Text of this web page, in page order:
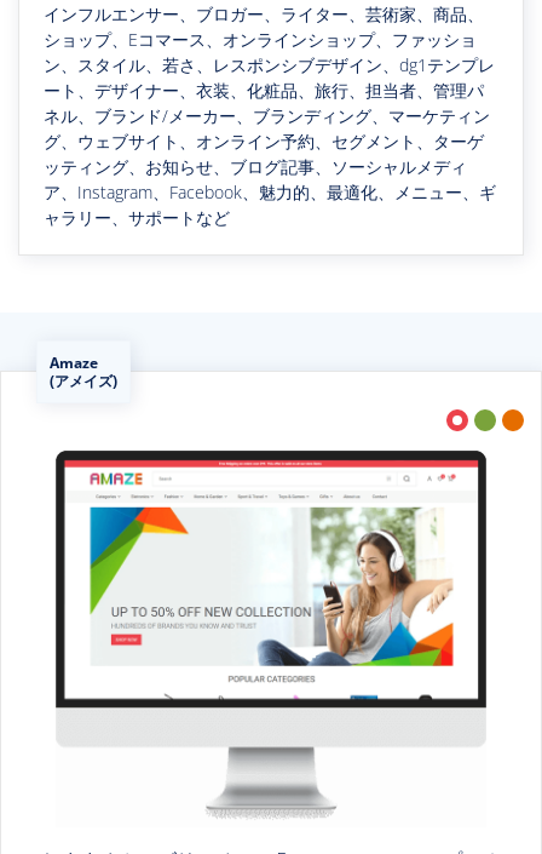
インフルエンサー、ブロガー、ライター、芸術家、商品、
ショップ、Eコマース、オンラインショップ、ファッショ
ン、スタイル、若さ、レスポンシブデザイン、dg1テンプレ
ート、デザイナー、衣装、化粧品、旅行、担当者、管理パ
ネル、ブランド/メーカー、ブランディング、マーケティン
グ、ウェブサイト、オンライン予約、セグメント、ターゲ
ッティング、お知らせ、ブログ記事、ソーシャルメディ
ア、Instagram、Facebook、魅力的、最適化、メニュー、ギ
ャラリー、サポートなど
Amaze
(アメイズ)